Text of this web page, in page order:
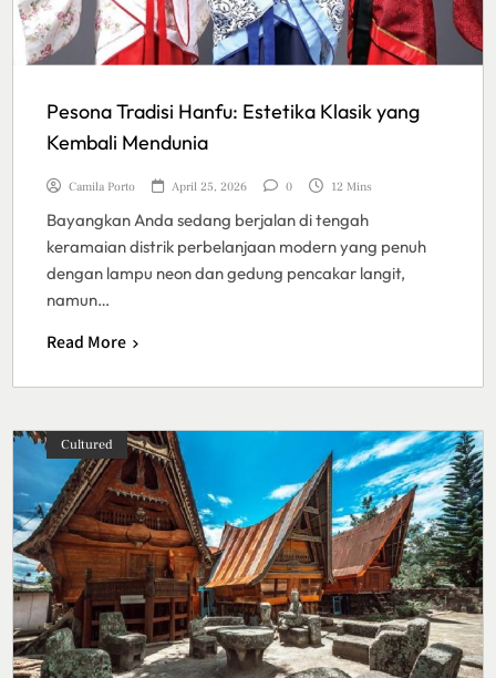
Pesona Tradisi Hanfu: Estetika Klasik yang
Kembali Mendunia
Camila Porto April 25, 2026 0 12 Mins
Bayangkan Anda sedang berjalan di tengah
keramaian distrik perbelanjaan modern yang penuh
dengan lampu neon dan gedung pencakar langit,
namun…
Read More
Cultured